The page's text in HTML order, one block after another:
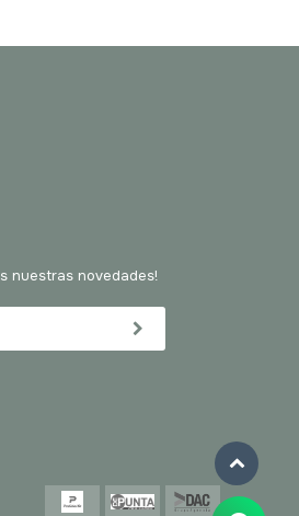
nuestras novedades!